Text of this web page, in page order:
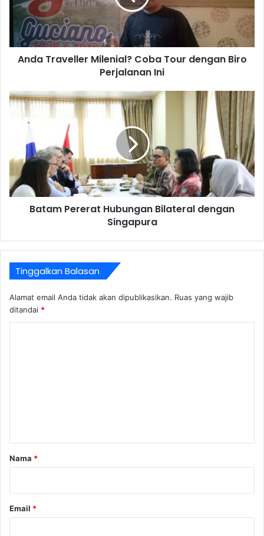
Anda Traveller Milenial? Coba Tour dengan Biro
Perjalanan Ini
Batam Pererat Hubungan Bilateral dengan
Singapura
Tinggalkan Balasan
Alamat email Anda tidak akan dipublikasikan. Ruas yang wajib
ditandai *
r
Nama *
Email *